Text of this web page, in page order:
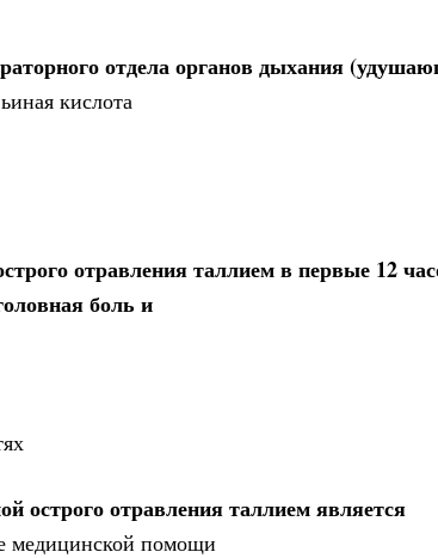
отдела органов дыхания
кислота
отравления таллием в первые 12
боль и
острого отравления таллием является
медицинской помощи